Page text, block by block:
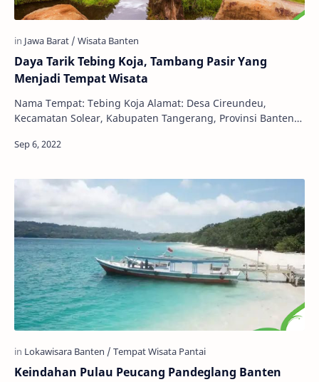
Daya Tarik Tebing Koja, Tambang Pasir Yang
Menjadi Tempat Wisata
Nama Tempat: Tebing Koja Alamat: Desa Cireundeu,
Kecamatan Solear, Kabupaten Tangerang, Provinsi Banten
Keindahan Pulau Peucang Pandeglang Banten